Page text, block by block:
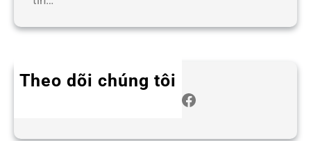
Theo dõi chúng tôi
Facebook